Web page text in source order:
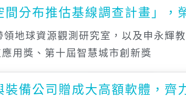
間分布推估基線調查計畫」，
地球資源觀測研究室，以及申永輝
用獎、第十屆智慧城市創新獎
裝備公司贈成大高額軟體，齊